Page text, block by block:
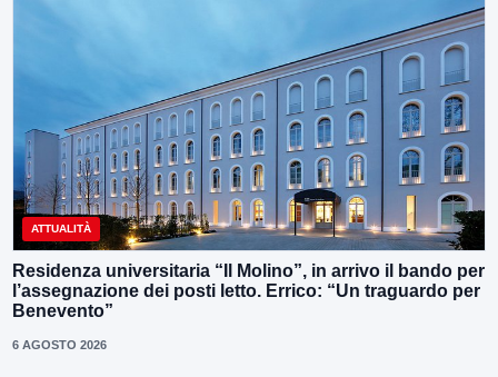
ATTUALITÀ
Residenza universitaria “Il Molino”, in arrivo il bando per
l’assegnazione dei posti letto. Errico: “Un traguardo per
Benevento”
6 AGOSTO 2026